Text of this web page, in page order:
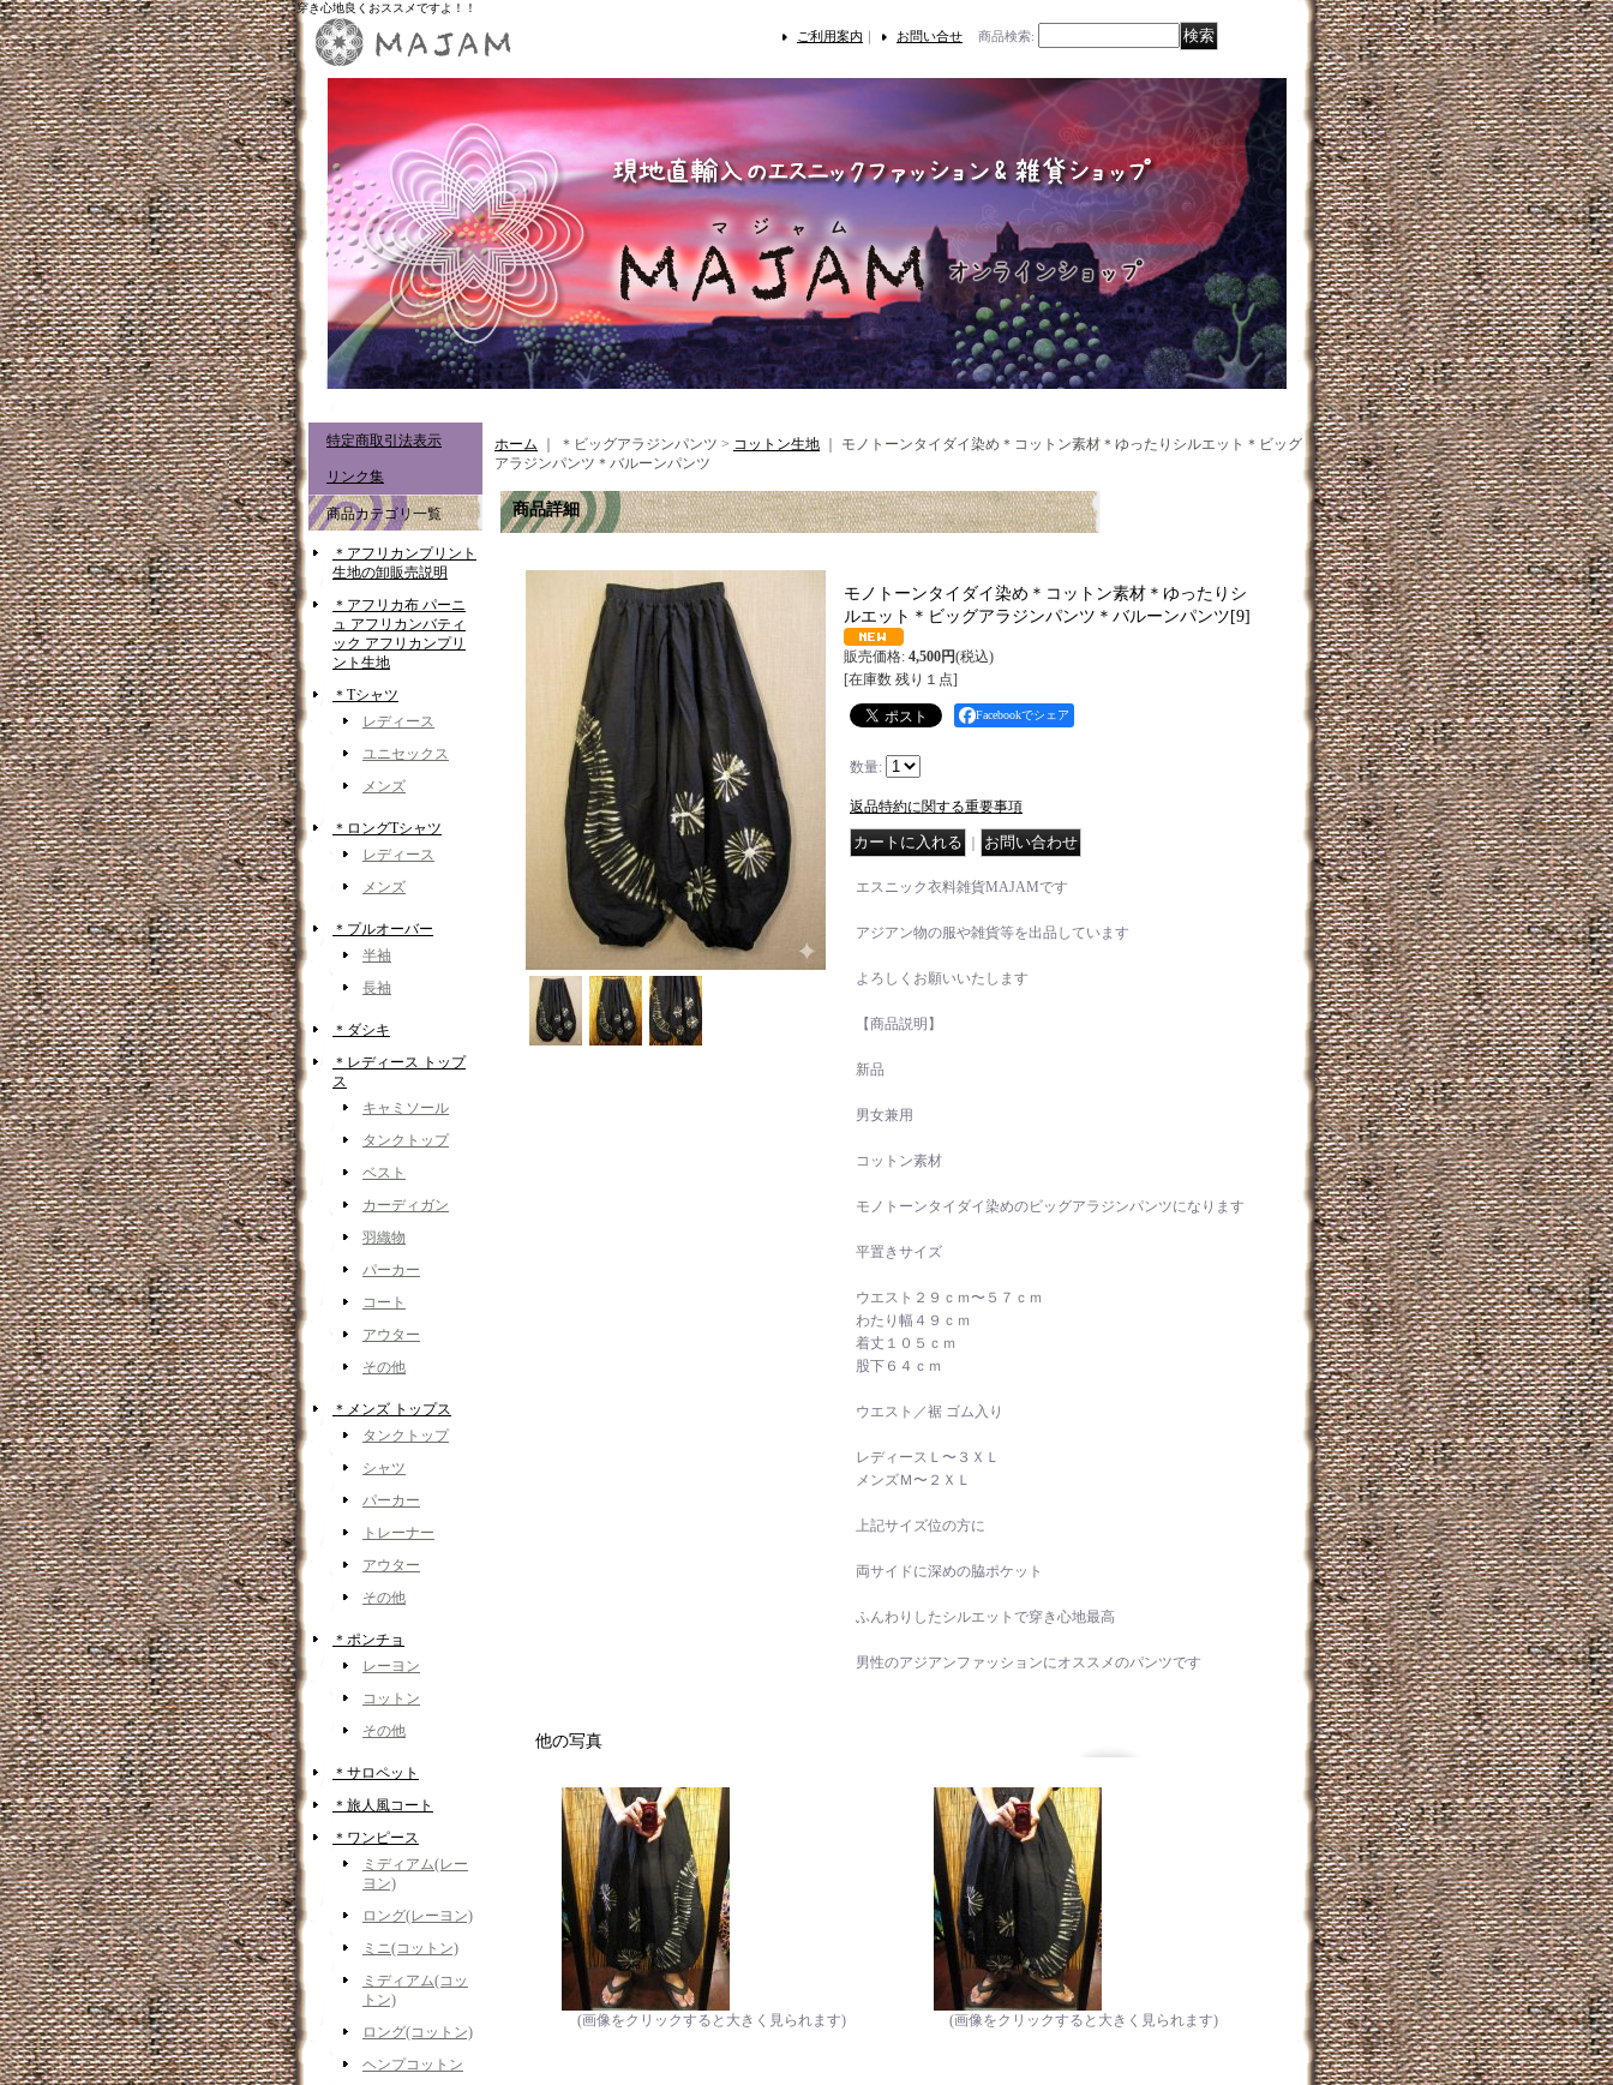
穿き心地良くおススメですよ！！
ご利用案内 ｜ お問い合せ 商品検索:
特定商取引法表示
リンク集
商品カテゴリ一覧
＊アフリカンプリント
生地の卸販売説明
＊アフリカ布 パーニ
ュ アフリカンバティ
ック アフリカンプリ
ント生地
＊Tシャツ
レディース
ユニセックス
メンズ
＊ロングTシャツ
レディース
メンズ
＊プルオーバー
半袖
長袖
＊ダシキ
＊レディース トップ
ス
キャミソール
タンクトップ
ベスト
カーディガン
羽織物
パーカー
コート
アウター
その他
＊メンズ トップス
タンクトップ
シャツ
パーカー
トレーナー
アウター
その他
＊ポンチョ
レーヨン
コットン
その他
＊サロペット
＊旅人風コート
＊ワンピース
ミディアム(レー
ヨン)
ロング(レーヨン)
ミニ(コットン)
ミディアム(コッ
トン)
ロング(コットン)
ヘンプコットン
ホーム ｜ ＊ビッグアラジンパンツ > コットン生地
モノトーンタイダイ染め＊コットン素材＊ゆったりシルエット＊ビッグ
アラジンパンツ＊バルーンパンツ
商品詳細
モノトーンタイダイ染め＊コットン素材＊ゆったりシ
ルエット＊ビッグアラジンパンツ＊バルーンパンツ [9]
販売価格: 4,500円(税込)
[在庫数 残り１点]
Facebookでシェア
数量:
返品特約に関する重要事項
エスニック衣料雑貨MAJAMです
アジアン物の服や雑貨等を出品しています
よろしくお願いいたします
【商品説明】
新品
男女兼用
コットン素材
モノトーンタイダイ染めのビッグアラジンパンツになります
平置きサイズ
ウエスト２９ｃｍ〜５７ｃｍ
わたり幅４９ｃｍ
着丈１０５ｃｍ
股下６４ｃｍ
ウエスト／裾 ゴム入り
レディースＬ〜３ＸＬ
メンズＭ〜２ＸＬ
上記サイズ位の方に
両サイドに深めの脇ポケット
ふんわりしたシルエットで穿き心地最高
男性のアジアンファッションにオススメのパンツです
他の写真
(画像をクリックすると大きく見られます) (画像をクリックすると大きく見られます)